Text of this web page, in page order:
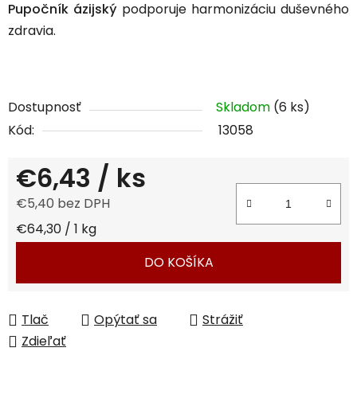
Pupočník ázijský podporuje harmonizáciu duševného
zdravia.
Dostupnosť Skladom (6 ks)
Kód:
13058
€6,43 / ks
€5,40 bez DPH
Jednotková cena:
€64,30 / 1 kg
DO KOŠÍKA
Tlač Opýtať sa
Strážiť
Zdieľať